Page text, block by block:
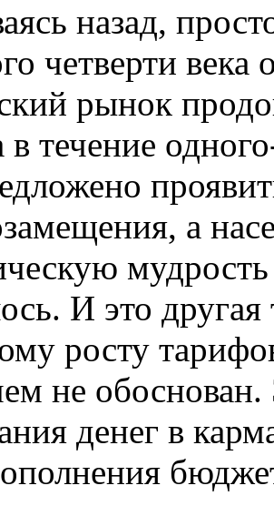
назад,
четверти
рынок
в течение
а
И это
росту
не обоснован.
денег в